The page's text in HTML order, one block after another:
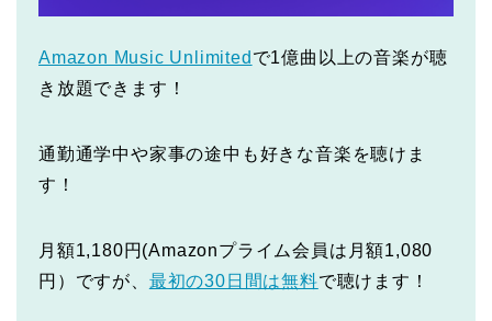
Amazon Music Unlimited で1億曲以上の音楽が聴
き放題できます！
通勤通学中や家事の途中も好きな音楽を聴けま
す！
月額1,180円(Amazonプライム会員は月額1,080
円）ですが、 最初の30日間は無料で聴けます！